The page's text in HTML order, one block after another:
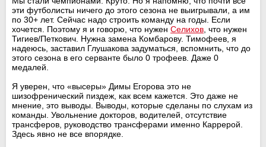
эти футболисты ничего до этого сезона не выигрывали, а им
по 30+ лет. Сейчас надо строить команду на годы. Если
хочется. Поэтому я и говорю, что нужен Селихов , что нужен
Тигиев/Петкович. Нужна замена Комбарову. Тимофеев, я
надеюсь, заставил Глушакова задуматься, вспомнить, что до
этого сезона в его серванте было 0 трофеев. Даже 0
медалей.
Я уверен, что «высеры» Димы Егорова это не
шизофренический пиздеж, как всем кажется. Это даже не
мнение, это выводы. Выводы, которые сделаны по слухам из
команды. Увольнение докторов, водителей, отсутствие
трансферов, руководство трансферами именно Каррерой.
Здесь явно не все впорядке.